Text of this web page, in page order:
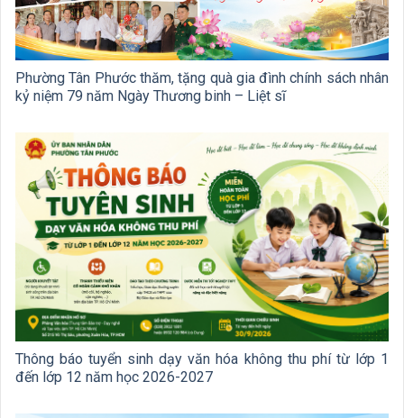
Phường Tân Phước thăm, tặng quà gia đình chính sách nhân
kỷ niệm 79 năm Ngày Thương binh – Liệt sĩ
Thông báo tuyển sinh dạy văn hóa không thu phí từ lớp 1
đến lớp 12 năm học 2026-2027